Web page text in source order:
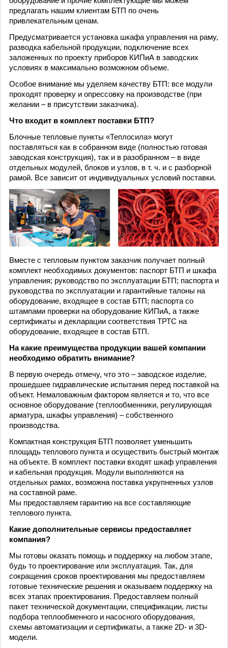
предлагать нашим клиентам БТП по очень
привлекательным ценам.
Предусматривается установка шкафа управления на раму,
разводка кабельной продукции, подключение всех
заложенных по проекту приборов КИПиА в заводских
условиях в максимально возможном объеме.
Особое внимание мы уделяем качеству БТП: все модули
проходят проверку и опрессовку на производстве (при
желании – в присутствии заказчика).
Что входит в комплект поставки БТП?
Блочные тепловые пункты «Теплосила» могут
поставляться как в собранном виде (полностью готовая
заводская конструкция), так и в разобранном – в виде
отдельных модулей, блоков и узлов, в т. ч. и с разборной
рамой. Все зависит от индивидуальных условий поставки.
Вместе с тепловым пунктом заказчик получает полный
комплект необходимых документов: паспорт БТП и шкафа
управления; руководство по эксплуатации БТП; паспорта и
руководства по эксплуатации и гарантийные талоны на
оборудование, входящее в состав БТП; паспорта со
штампами проверки на оборудование КИПиА, а также
сертификаты и декларации соответствия ТРТС на
оборудование, входящее в состав БТП.
На какие преимущества продукции вашей компании
необходимо обратить внимание?
В первую очередь отмечу, что это – заводское изделие,
прошедшее гидравлические испытания перед поставкой на
объект. Немаловажным фактором является и то, что все
основное оборудование (теплообменники, регулирующая
арматура, шкафы управления) – собственного
производства.
Компактная конструкция БТП позволяет уменьшить
площадь теплового пункта и осуществить быстрый монтаж
на объекте. В комплект поставки входят шкаф управления
и кабельная продукция. Модули выполняются на
отдельных рамах, возможна поставка укрупненных узлов
на составной раме.
Мы предоставляем гарантию на все составляющие
теплового пункта.
Какие дополнительные сервисы предоставляет
компания?
Мы готовы оказать помощь и поддержку на любом этапе,
будь то проектирование или эксплуатация. Так, для
сокращения сроков проектирования мы предоставляем
готовые технические решения и оказываем поддержку на
всех этапах проектирования. Предоставляем полный
пакет технической документации, спецификации, листы
подбора теплообменного и насосного оборудования,
схемы автоматизации и сертификаты, а также 2D- и 3D-
модели.